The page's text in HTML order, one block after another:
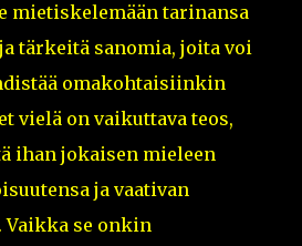
mietiskelemään tarinansa
tärkeitä sanomia, joita voi
omakohtaisiinkin
vielä on vaikuttava teos,
ihan jokaisen mieleen
ja vaativan
Vaikka se onkin